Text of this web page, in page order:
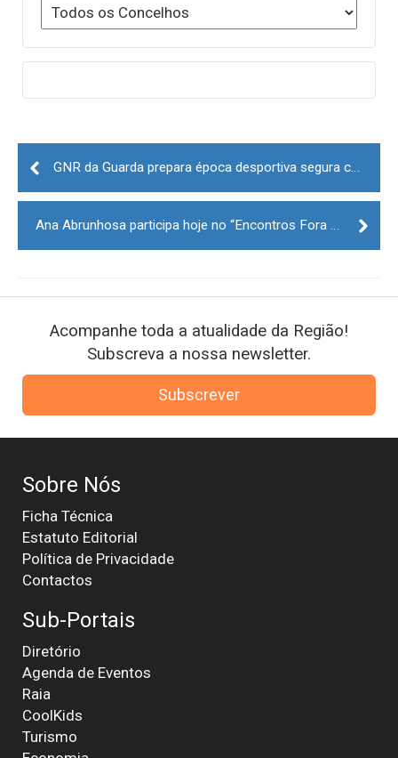
Post
navigation
GNR da Guarda prepara época desportiva segura com agentes do futebol
Ana Abrunhosa participa hoje no “Encontros Fora da Caixa” na Guarda
Acompanhe toda a atualidade da Região!
Subscreva a nossa newsletter.
Subscrever
Sobre Nós
Ficha Técnica
Estatuto Editorial
Política de Privacidade
Contactos
Sub-Portais
Diretório
Agenda de Eventos
Raia
CoolKids
Turismo